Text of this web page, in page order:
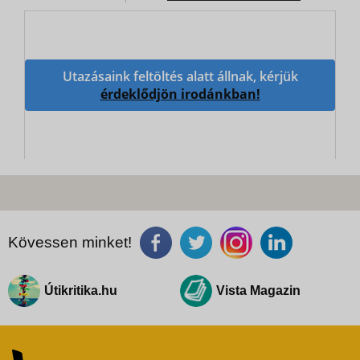
Utazásaink feltöltés alatt állnak, kérjük
érdeklődjön irodánkban!
Kövessen minket!
Útikritika.hu Vista Magazin